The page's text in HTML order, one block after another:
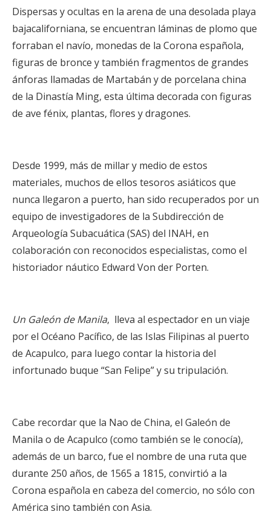
Dispersas y ocultas en la arena de una desolada playa
bajacaliforniana, se encuentran láminas de plomo que
forraban el navío, monedas de la Corona española,
figuras de bronce y también fragmentos de grandes
ánforas llamadas de Martabán y de porcelana china
de la Dinastía Ming, esta última decorada con figuras
de ave fénix, plantas, flores y dragones.
Desde 1999, más de millar y medio de estos
materiales, muchos de ellos tesoros asiáticos que
nunca llegaron a puerto, han sido recuperados por un
equipo de investigadores de la Subdirección de
Arqueología Subacuática (SAS) del INAH, en
colaboración con reconocidos especialistas, como el
historiador náutico Edward Von der Porten.
Un Galeón de Manila, lleva al espectador en un viaje
por el Océano Pacífico, de las Islas Filipinas al puerto
de Acapulco, para luego contar la historia del
infortunado buque “San Felipe” y su tripulación.
Cabe recordar que la Nao de China, el Galeón de
Manila o de Acapulco (como también se le conocía),
además de un barco, fue el nombre de una ruta que
durante 250 años, de 1565 a 1815, convirtió a la
Corona española en cabeza del comercio, no sólo con
América sino también con Asia.